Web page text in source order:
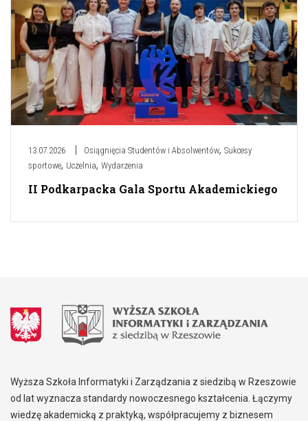
13.07.2026 Osiągnięcia Studentów i Absolwentów, Sukcesy
sportowe, Uczelnia, Wydarzenia
II Podkarpacka Gala Sportu Akademickiego
Wyższa Szkoła Informatyki i Zarządzania z siedzibą w Rzeszowie
od lat wyznacza standardy nowoczesnego kształcenia. Łączymy
wiedzę akademicką z praktyką, współpracujemy z biznesem